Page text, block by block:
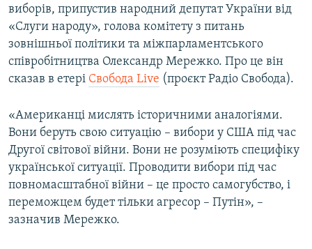
Усі сайти RFE/RL
виборів, припустив народний депутат України від
«Слуги народу», голова комітету з питань
зовнішньої політики та міжпарламентського
співробітництва Олександр Мережко. Про це він
сказав в етері Свобода Live (проєкт Радіо Свобода).
«Американці мислять історичними аналогіями.
Вони беруть свою ситуацію – вибори у США під час
Другої світової війни. Вони не розуміють специфіку
української ситуації. Проводити вибори під час
повномасштабної війни – це просто самогубство, і
переможцем будет тільки агресор – Путін», –
зазначив Мережко.